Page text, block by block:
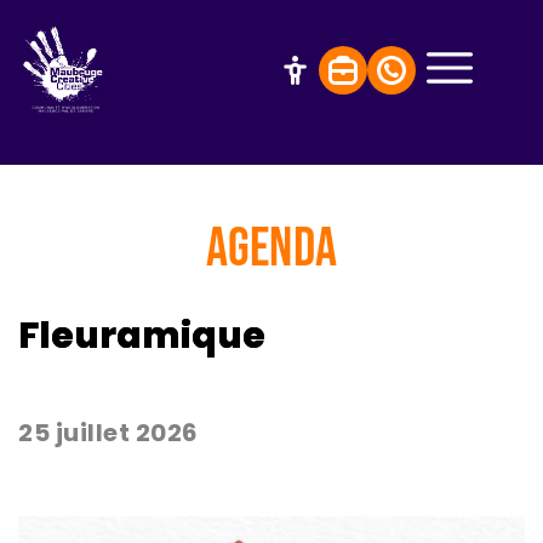
AGENDA
Fleuramique
25 juillet 2026